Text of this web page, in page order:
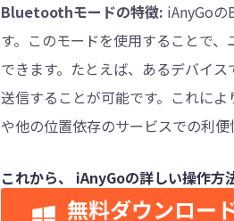
Bluetoothモードの特徴: iAnyGo
す。このモードを使用することで
できます。たとえば、あるデバイ
送信することが可能です。これに
や他の位置依存のサービスでの利便
これから、 iAnyGoの詳しい操作方